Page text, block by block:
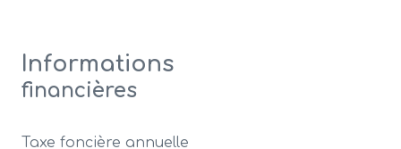
Informations
financières
Taxe foncière annuelle